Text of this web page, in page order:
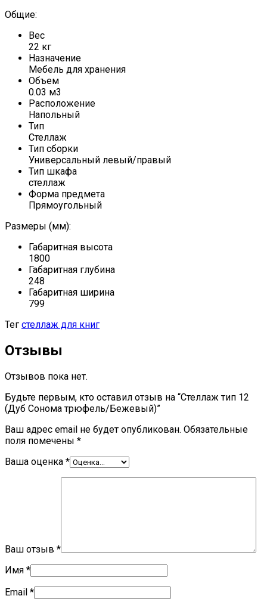
Общие:
Вес
22 кг
Назначение
Мебель для хранения
Объем
0.03 м3
Расположение
Напольный
Тип
Стеллаж
Тип сборки
Универсальный левый/правый
Тип шкафа
стеллаж
Форма предмета
Прямоугольный
Размеры (мм):
Габаритная высота
1800
Габаритная глубина
248
Габаритная ширина
799
Тег стеллаж для книг
Отзывы
Отзывов пока нет.
Будьте первым, кто оставил отзыв на “Стеллаж тип 12
(Дуб Сонома трюфель/Бежевый)”
Ваш адрес email не будет опубликован. Обязательные
поля помечены *
Ваша оценка *
Ваш отзыв *
Имя *
Email *